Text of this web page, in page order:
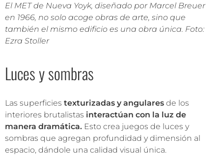
El MET de Nueva Yoyk, diseñado por Marcel Breuer
en 1966, no solo acoge obras de arte, sino que
también el mismo edificio es una obra única. Foto:
Ezra Stoller
Luces y sombras
Las superficies texturizadas y angulares de los
interiores brutalistas interactúan con la luz de
manera dramática. Esto crea juegos de luces y
sombras que agregan profundidad y dimensión al
espacio, dándole una calidad visual única.